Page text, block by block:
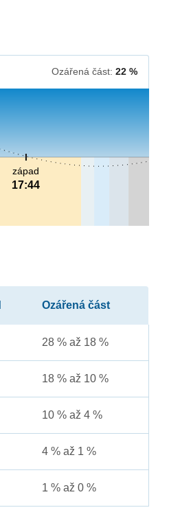
Ozářená část: 22 %
západ
17:44
Ozářená část
28 % až 18 %
18 % až 10 %
10 % až 4 %
4 % až 1 %
1 % až 0 %